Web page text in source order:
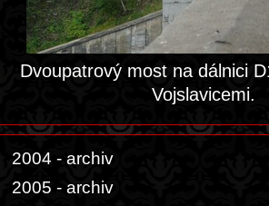
Dvoupatrový most na dálnici
Vojslavicemi.
2004 - archiv
2005 - archiv